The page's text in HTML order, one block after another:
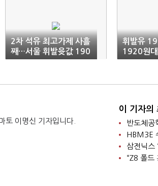
2차 석유 최고가제 사흘
째…서울 휘발윳값 190
0원 돌파
휘발유
1920원
공행진
토 이명신 기자입니다.
이 기자의
반도체공
HBM3E
삼전닉스
“Z8 폴드